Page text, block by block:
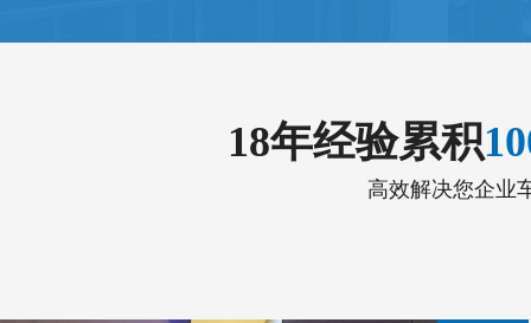
18年经验累积
高效解决您企业